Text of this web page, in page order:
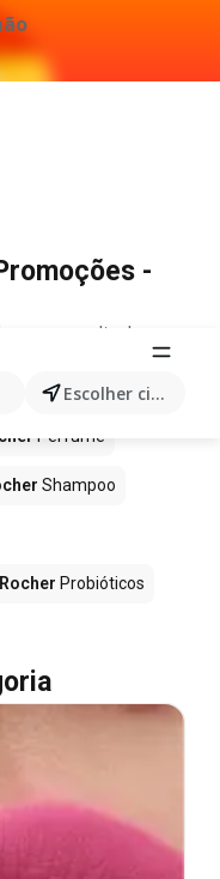
Escolher cidade
-
resultados
Rocher
Perfume
Shampoo
Probióticos